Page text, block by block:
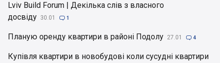
Lviv Build Forum | Декілька слів з власного
досвіду 30.01  1
Планую оренду квартири в районі Подолу 27.01  4
Купівля квартири в новобудові коли сусудні квартири